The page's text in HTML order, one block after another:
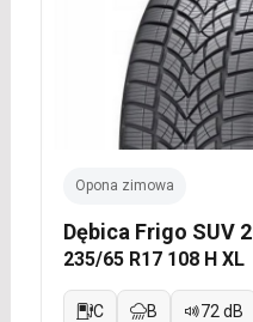
Opona zimowa
Dębica Frigo SUV 2
235/65 R17 108 H XL
C B 72 dB